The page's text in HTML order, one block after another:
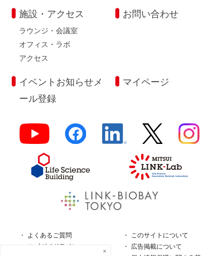
施設・アクセス
ラウンジ・会議室
オフィス・ラボ
アクセス
お問い合わせ
イベントお知らせメ
ール登録
マイページ
よくあるご質問
このサイトについて
ロゴガイドライン
広告掲載について